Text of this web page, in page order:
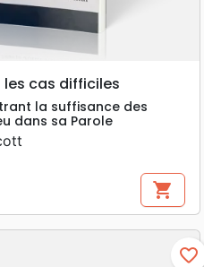
les cas difficiles
la suffisance des
dans sa Parole
shopping_cart
favorite_border